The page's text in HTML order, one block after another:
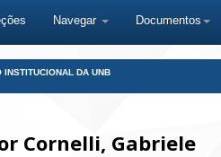
Navegar Documentos
INSTITUCIONAL DA UNB
Cornelli, Gabriele